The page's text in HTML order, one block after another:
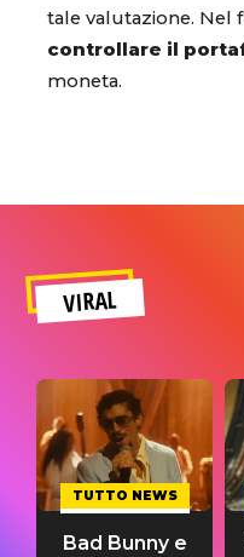
tale valutazione. Nel
controllare il
moneta.
VIRAL
TUTTO NEWS
Bad Bunny e